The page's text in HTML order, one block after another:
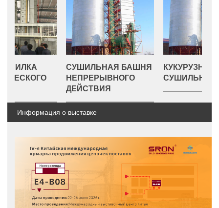
СУШИЛЬНАЯ БАШНЯ
НЕПРЕРЫВНОГО
ДЕЙСТВИЯ
КУКУРУЗНАЯ
СУШИЛЬНАЯ БАШНЯ
Информация о выставке